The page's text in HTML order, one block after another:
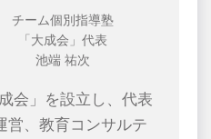
チーム個別指導塾
「大成会」代表
池端 祐次
会」を設立し、代表
営、教育コンサルテ